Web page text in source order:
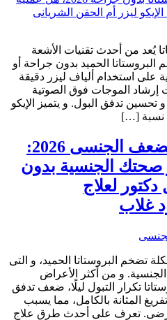
يُعد من أحدث تقنيات الأشعة
البروستاتا الحميد بدون جراحة أو
على استخدام ألياف ليزر دقيقة
إرشاد الموجات فوق الصوتية
تدفق البول. و يتميز الإيكو
نسبة […]
تضخم البروستاتا و الضعف الجنسى 2026:
صحتك الجنسية بدون
لعلاج
غلاب
تضخم البروستاتا الحميد، و التى
و من أكثر الأعراض
تكرار التبول ليلًا، ضعف تدفق
المثانة بالكامل، مما يسبب
تعرف على أحدث طرق علاج